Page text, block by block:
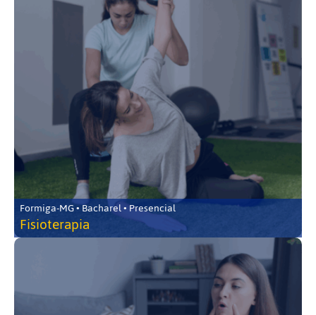
Formiga-MG • Bacharel • Presencial
Fisioterapia